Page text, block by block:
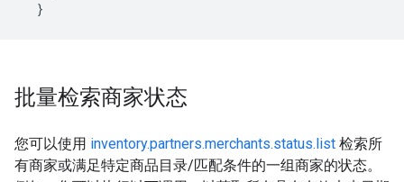
}
批量检索商家状态
您可以使用 inventory.partners.merchants.status.list 检索所
有商家或满足特定商品目录/匹配条件的一组商家的状态。